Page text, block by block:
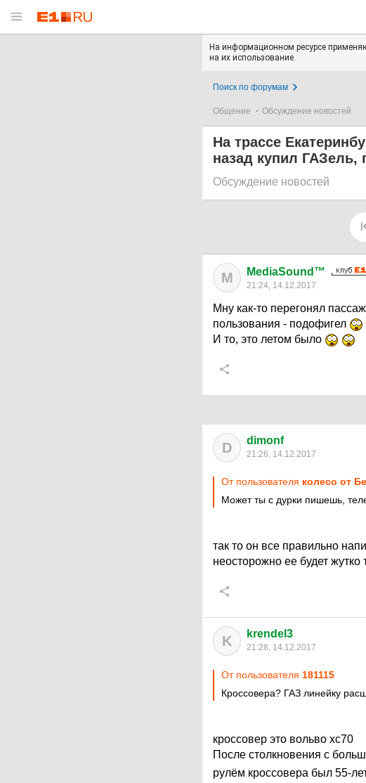
На информационном ресурсе
на их использование.
Поиск по форумам
Общение Обсуждение новостей
На трассе
назад купил
Обсуждение новостей
M MediaSound™
21:24, 14.12.2017
Мну как-то перегонял
пользования - подофигел
И то, это летом было
D dimonf
21:26, 14.12.2017
От пользователя колесо от
Может ты с дурки пишешь,
так то он все правильно
неосторожно ее будет жутко
K krendel3
21:28, 14.12.2017
От пользователя 181115
Кроссовера? ГАЗ линейку
кроссовер это вольво xc70
После столкновения с
рулём кроссовера был 55-